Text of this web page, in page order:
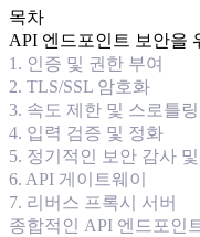
목차
API 엔드포인트 보안을
1. 인증 및 권한 부여
2. TLS/SSL 암호화
3. 속도 제한 및 스로틀링
4. 입력 검증 및 정화
5. 정기적인 보안 감사
6. API 게이트웨이
7. 리버스 프록시 서버
종합적인 API 엔드포인